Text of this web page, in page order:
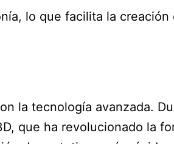
lo que facilita la creación
la tecnología avanzada.
que ha revolucionado la